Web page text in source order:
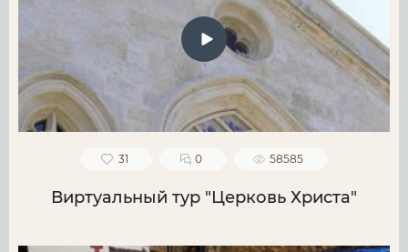
31 0 58585
Виртуальный тур "Церковь Христа"